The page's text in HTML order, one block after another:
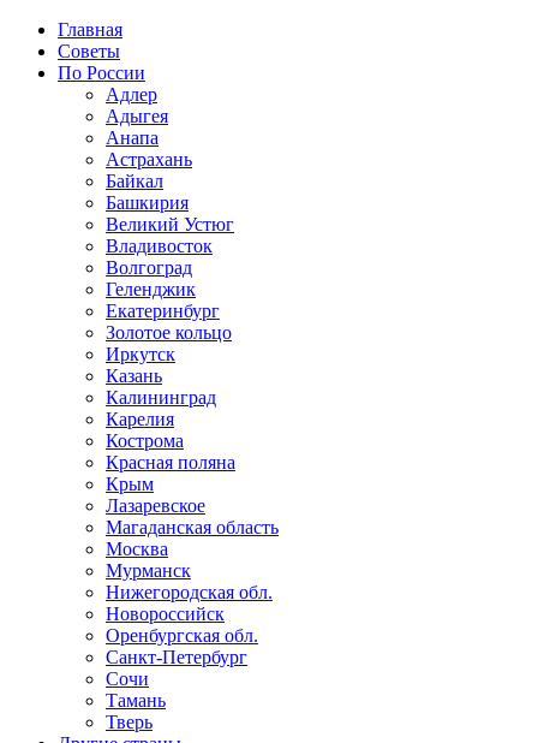
Главная
Советы
По России
Адлер
Адыгея
Анапа
Астрахань
Байкал
Башкирия
Великий Устюг
Владивосток
Волгоград
Геленджик
Екатеринбург
Золотое кольцо
Иркутск
Казань
Калининград
Карелия
Кострома
Красная поляна
Крым
Лазаревское
Магаданская область
Москва
Мурманск
Нижегородская обл.
Новороссийск
Оренбургская обл.
Санкт-Петербург
Сочи
Тамань
Тверь